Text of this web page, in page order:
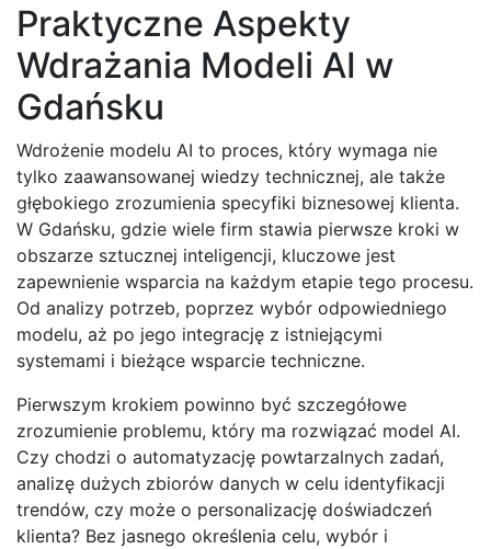
Praktyczne Aspekty
Wdrażania Modeli AI w
Gdańsku
Wdrożenie modelu AI to proces, który wymaga nie
tylko zaawansowanej wiedzy technicznej, ale także
głębokiego zrozumienia specyfiki biznesowej klienta.
W Gdańsku, gdzie wiele firm stawia pierwsze kroki w
obszarze sztucznej inteligencji, kluczowe jest
zapewnienie wsparcia na każdym etapie tego procesu.
Od analizy potrzeb, poprzez wybór odpowiedniego
modelu, aż po jego integrację z istniejącymi
systemami i bieżące wsparcie techniczne.
Pierwszym krokiem powinno być szczegółowe
zrozumienie problemu, który ma rozwiązać model AI.
Czy chodzi o automatyzację powtarzalnych zadań,
analizę dużych zbiorów danych w celu identyfikacji
trendów, czy może o personalizację doświadczeń
klienta? Bez jasnego określenia celu, wybór i